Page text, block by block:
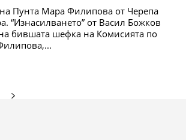
Пунта Мара Филипова от Черепа
бившата шефка на Комисията по